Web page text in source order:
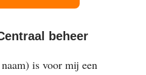
beheer
is voor mij een